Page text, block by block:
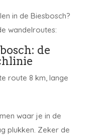
in de Biesbosch?
wandelroutes:
de
route 8 km, lange
waar je in de
plukken. Zeker de